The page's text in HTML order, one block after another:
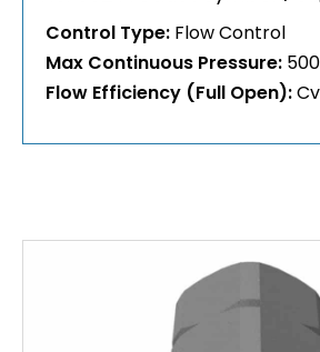
Control Type: Flow Control
Max Continuous Pressure:
Flow Efficiency (Full Open):